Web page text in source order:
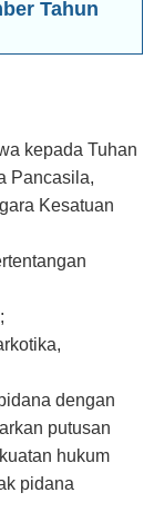
Tahun
kepada Tuhan
Pancasila,
Kesatuan
dengan
putusan
hukum
pidana